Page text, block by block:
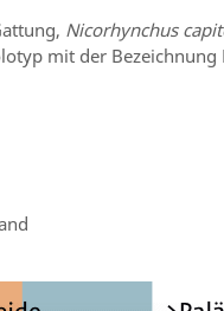
Nicorhynchus
mit der Bezeichnung